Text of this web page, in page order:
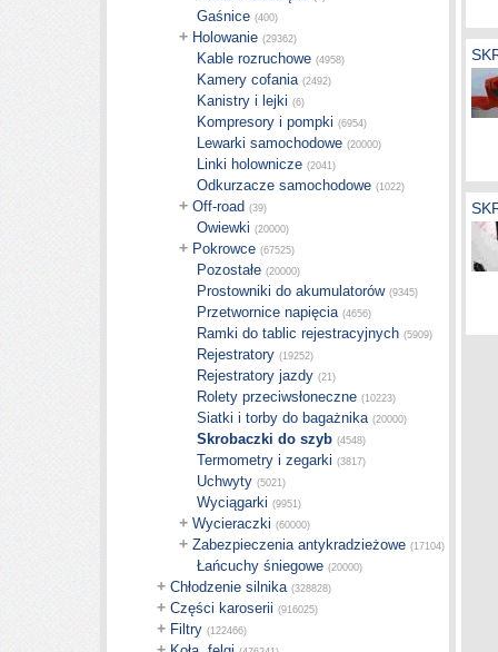
Gaśnice (400)
+ Holowanie (29362)
Kable rozruchowe (4958)
Kamery cofania (2492)
Kanistry i lejki (6)
Kompresory i pompki (6954)
Lewarki samochodowe (20000)
Linki holownicze (2041)
Odkurzacze samochodowe (1022)
+ Off-road (39)
Owiewki (20000)
+ Pokrowce (67525)
Pozostałe (20000)
Prostowniki do akumulatorów (9345)
Przetwornice napięcia (4656)
Ramki do tablic rejestracyjnych (5909)
Rejestratory (19252)
Rejestratory jazdy (21)
Rolety przeciwsłoneczne (10223)
Siatki i torby do bagażnika (20000)
Skrobaczki do szyb (4548)
Termometry i zegarki (3817)
Uchwyty (5021)
Wyciągarki (9951)
+ Wycieraczki (60000)
+ Zabezpieczenia antykradzieżowe (17104)
Łańcuchy śniegowe (20000)
+ Chłodzenie silnika (328828)
+ Części karoserii (916025)
+ Filtry (122466)